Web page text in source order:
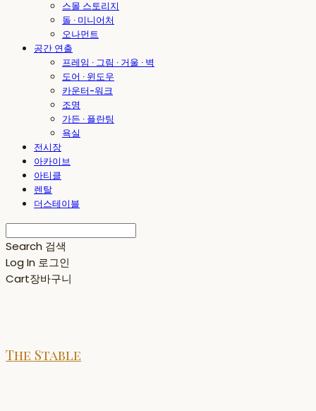
스몰 스토리지
돌 · 미니어처
오나먼트
공간 연출
프레임 · 그림 · 거울 · 벽
도어 · 윈도우
카운터-워크
조명
가든 · 플란팅
욕실
전시장
아카이브
아티클
렌탈
더스테이블
Search 검색
Log In 로그인
Cart장바구니
The Stable